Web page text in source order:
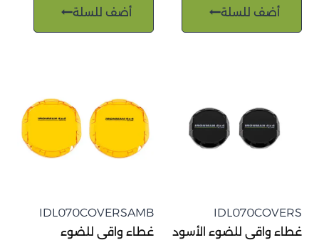
أضف للسلة أضف للسلة
IDL070COVERS
غطاء واقي للضوء الأسود
IDL070COVERSAMB
غطاء واقي للضوء